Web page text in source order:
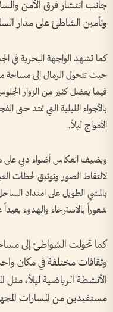
جانب انتشار فرق الأمن
وتأمين الشاطئ على مدار
كما تشهد الواجهة البحرية في
حيث تتحول الرمال إلى مساحة
فيما يفضل كثير من الزوار
بالأجواء الليلية التي تمتد
الأمواج ليلاً.
ويضيف انعكاس أضواء دبي على
لالتقاط الصور وتوثيق لحظات
بالمشي الطويل على امتداد
شعوراً بالاسترخاء والهدوء
كما تحولت الشواطئ إلى
وثقافات مختلفة في مكان
الأنشطة الرياضية ليلاً،
مستفيدين من المسارات